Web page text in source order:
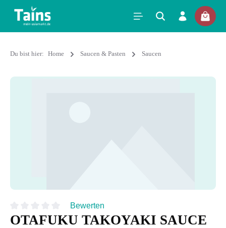
Du bist hier: Home Saucen & Pasten Saucen
Durchschnittliche Bewertung von 0 von 5 Sternen
Bewerten
OTAFUKU TAKOYAKI SAUCE